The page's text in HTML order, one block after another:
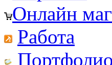
Онлайн
Работа
Портфолио